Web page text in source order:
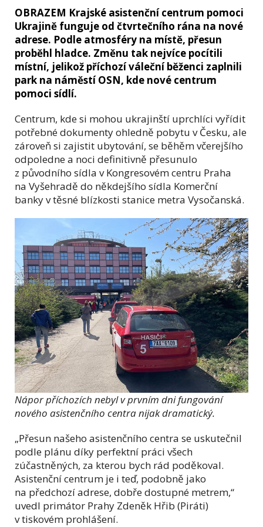
OBRAZEM Krajské asistenční centrum pomoci
Ukrajině funguje od čtvrtečního rána na nové
adrese. Podle atmosféry na místě, přesun
proběhl hladce. Změnu tak nejvíce pocítili
místní, jelikož příchozí váleční běženci zaplnili
park na náměstí OSN, kde nové centrum
pomoci sídlí.
Centrum, kde si mohou ukrajinští uprchlíci vyřídit
potřebné dokumenty ohledně pobytu v Česku, ale
zároveň si zajistit ubytování, se běhěm včerejšího
odpoledne a noci definitivně přesunulo
z původního sídla v Kongresovém centru Praha
na Vyšehradě do někdejšího sídla Komerční
banky v těsné blízkosti stanice metra Vysočanská.
Nápor příchozích nebyl v prvním dni fungování
nového asistenčního centra nijak dramatický.
„Přesun našeho asistenčního centra se uskutečnil
podle plánu díky perfektní práci všech
zúčastněných, za kterou bych rád poděkoval.
Asistenční centrum je i teď, podobně jako
na předchozí adrese, dobře dostupné metrem,“
uvedl primátor Prahy Zdeněk Hřib (Piráti)
v tiskovém prohlášení.